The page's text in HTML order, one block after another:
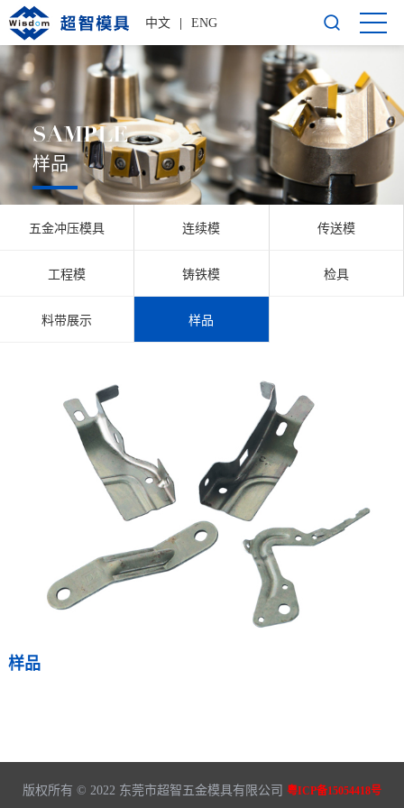
中文 ENG
SAMPLE
样品
五金冲压模具 连续模 传送模
工程模 铸铁模 检具
料带展示 样品
样品
版权所有 © 2022 东莞市超智五金模具有限公司 粤ICP备15054418号